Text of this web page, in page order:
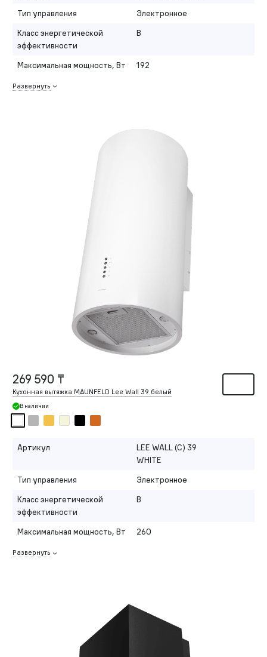
Тип управления
Электронное
Класс энергетической
эффективности
B
Максимальная мощность, Вт 192
Развернуть
269 590 ₸
Кухонная вытяжка MAUNFELD Lee Wall 39 белый
В наличии
Артикул
LEE WALL (C) 39
WHITE
Тип управления
Электронное
Класс энергетической
эффективности
B
Максимальная мощность, Вт 260
Развернуть